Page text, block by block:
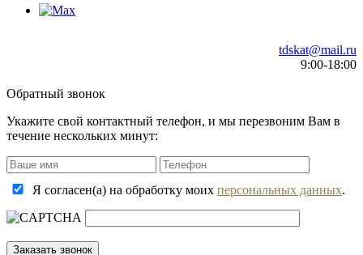
tdskat@mail.ru
9:00-18:00
Обратный звонок
Укажите свой контактный телефон, и мы перезвоним Вам в
течение нескольких минут:
Я согласен(а) на обработку моих персональных данных.